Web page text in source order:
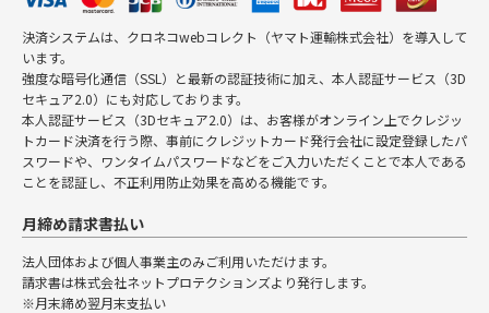
決済システムは、クロネコwebコレクト（ヤマト運輸株式会社）を導入して
います。
強度な暗号化通信（SSL）と最新の認証技術に加え、本人認証サービス（3D
セキュア2.0）にも対応しております。
本人認証サービス（3Dセキュア2.0）は、お客様がオンライン上でクレジッ
トカード決済を行う際、事前にクレジットカード発行会社に設定登録したパ
スワードや、ワンタイムパスワードなどをご入力いただくことで本人である
ことを認証し、不正利用防止効果を高める機能です。
月締め請求書払い
法人団体および個人事業主のみご利用いただけます。
請求書は株式会社ネットプロテクションズより発行します。
※月末締め翌月末支払い